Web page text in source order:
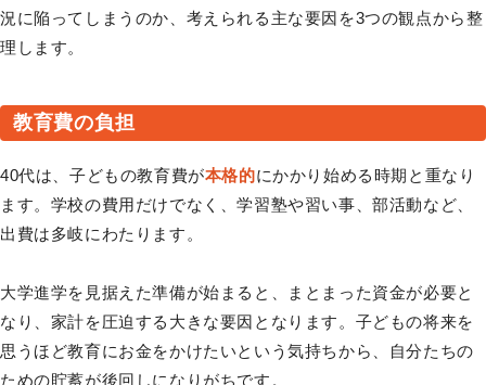
況に陥ってしまうのか、考えられる主な要因を3つの観点から整
理します。
教育費の負担
40代は、子どもの教育費が本格的にかかり始める時期と重なり
ます。学校の費用だけでなく、学習塾や習い事、部活動など、
出費は多岐にわたります。
大学進学を見据えた準備が始まると、まとまった資金が必要と
なり、家計を圧迫する大きな要因となります。子どもの将来を
思うほど教育にお金をかけたいという気持ちから、自分たちの
ための貯蓄が後回しになりがちです。